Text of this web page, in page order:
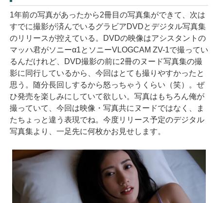
1年前の写真があったから2冊目の写真集ができて、次は
すでに撮影が済んでいるグラビアDVDとデジタル写真集
のリリースが控えている。DVDの映像はアシスタントの
マッハ君がソニーα1とソニーVLOGCAM ZV-1で撮ってい
るんだけれど、DVD撮影の前に2冊のヌード写真集の撮
影に同行しているから、今回はとても撮りやすかったと
思う。随分長回しするから怒っちゃうくらい（笑）。ぜ
ひ発売を楽しみにしていて欲しい。写真はもちろん俺が
撮っていて、今回は映像・写真共にヌードではなく、ま
たちょっと違う表現でね。今度リリース予定のデジタル
写真集より、一足先に何枚かお見せします。